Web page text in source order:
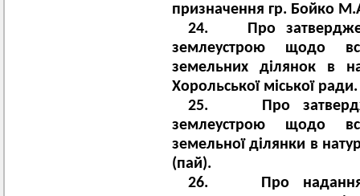
призначення гр. Бойко
24. Про
землеустрою щодо
земельних ділянок в
Хорольської міської ради.
25. Про
землеустрою щодо
земельної ділянки в
(пай).
26. Про надання